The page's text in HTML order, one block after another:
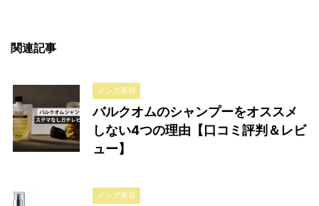
関連記事
メンズ美容
バルクオムのシャンプーをオススメ
しない4つの理由【口コミ評判＆レビ
ュー】
メンズ美容